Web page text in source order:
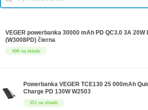
499 na sklade
VEGER powerbanka 30000 mAh PD QC3.0 3A 20W
(W3008PD) čierna
351 na sklade
Powerbanka VEGER TCE130 25 000mAh
Charge PD 130W W2503